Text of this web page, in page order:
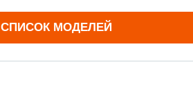
СПИСОК МОДЕЛЕЙ